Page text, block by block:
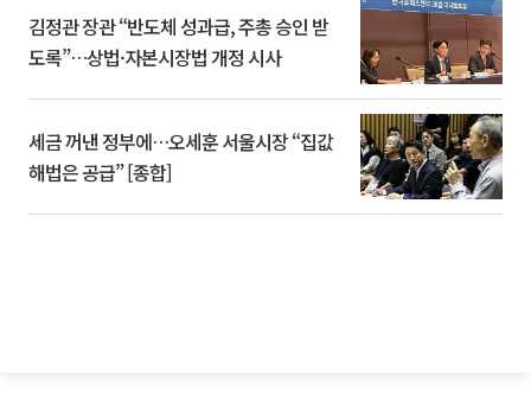
김정관 장관 “반도체 성과급, 주총 승인 받
도록”…상법·자본시장법 개정 시사
세금 꺼낸 정부에…오세훈 서울시장 “집값
해법은 공급” [종합]